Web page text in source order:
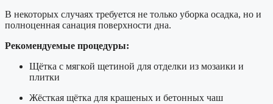
В некоторых случаях требуется не только уборка осадка, но и
полноценная санация поверхности дна.
Рекомендуемые процедуры:
Щётка с мягкой щетиной для отделки из мозаики и
плитки
Жёсткая щётка для крашеных и бетонных чаш